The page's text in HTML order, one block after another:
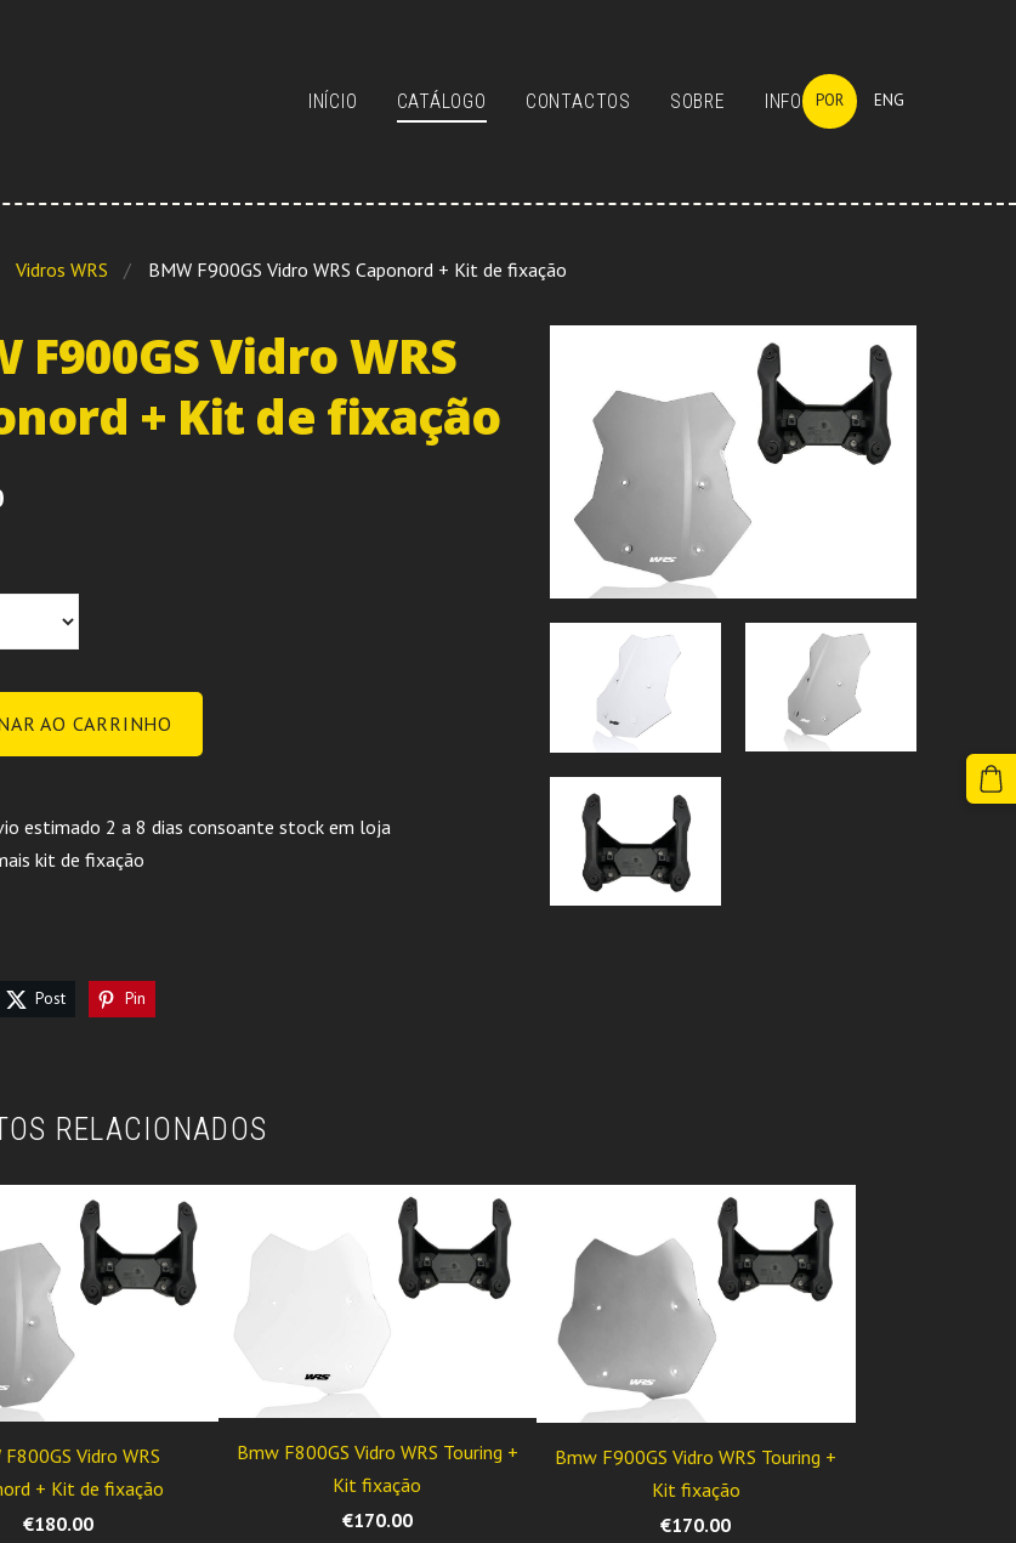
INÍCIO CATÁLOGO CONTACTOS SOBRE INFO POR ENG
Vidros WRS BMW F900GS Vidro WRS Caponord + Kit de fixação
F900GS Vidro WRS
+ Kit de fixação
AO CARRINHO
estimado 2 a 8 dias consoante stock em loja
kit de fixação
Post Pin
RELACIONADOS
F800GS Vidro WRS
+ Kit de fixação
€180.00
Bmw F800GS Vidro WRS Touring +
Kit fixação
€170.00
Bmw F900GS Vidro WRS Touring +
Kit fixação
€170.00